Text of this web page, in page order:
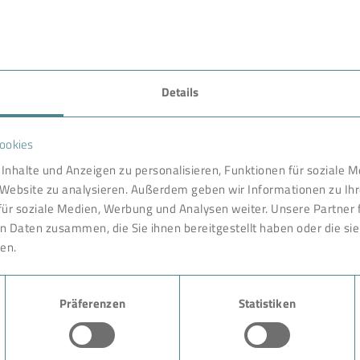
Details
und Anzeigen zu personalisieren, Funktionen für soziale
zu analysieren. Außerdem geben wir Informationen zu
soziale Medien, Werbung und Analysen weiter. Unsere
Daten zusammen, die Sie ihnen bereitgestellt haben oder die
Präferenzen Statistiken
gefragter Partner
Arbeitssicherheit
und konstruiert in
vor Ort. Wie in einem
ausgereiften Komponenten
Kunden. Ein
Expertise der BOKELA
bei uns beginnen.
FAVORITEN
Produkte
Branche
Case Studies
Über BOKELA
Karriere